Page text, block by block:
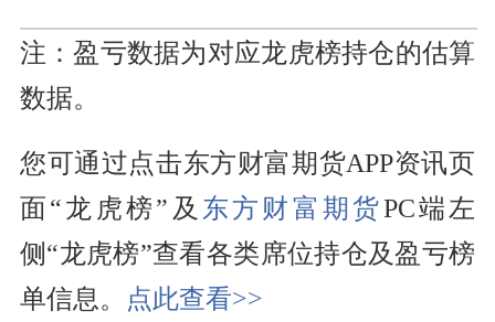
注：盈亏数据为对应龙虎榜持仓的估算
数据。
您可通过点击东方财富期货APP资讯页
面“龙虎榜”及 东方财富 期货PC端左
侧“龙虎榜”查看各类席位持仓及盈亏榜
单信息。
点此查看>>